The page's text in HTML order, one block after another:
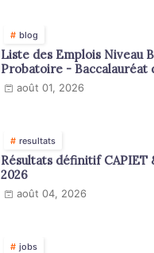
blog
Liste des Emplois Niveau
Probatoire - Baccalauréat
en 2026
août 01, 2026
resultats
Résultats définitif CAPIET
2026
août 04, 2026
jobs